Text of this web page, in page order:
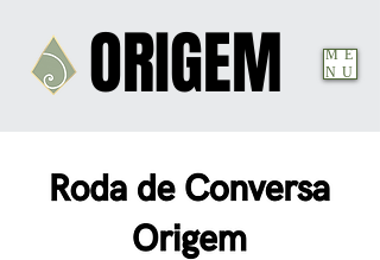
ME
NU
ORIGEM
ORIGEM